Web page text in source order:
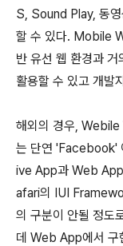
S, Sound Play, 동
할 수 있다. Mobile
반 유선 웹 환경과
활용할 수 있고 개발
해외의 경우,
는 단연 'Facebook'
ive App과 Web
afari의 IUI
의 구분이 안될 정도
데 Web App에서